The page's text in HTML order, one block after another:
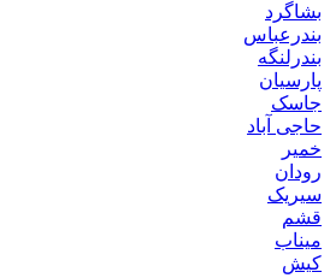
بشاگرد
بندرعباس
بندرلنگه
پارسیان
جاسک
حاجی آباد
خمیر
رودان
سیریک
قشم
میناب
کیش